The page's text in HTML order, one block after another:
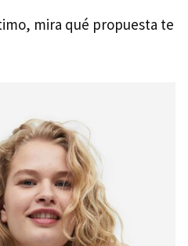
mira qué propuesta te